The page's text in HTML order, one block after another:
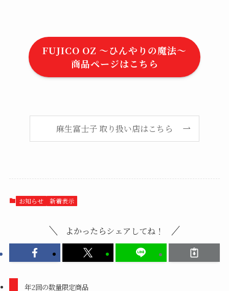
FUJICO OZ ～ひんやりの魔法～
商品ページはこちら
麻生富士子 取り扱い店はこちら
お知らせ 新着表示
よかったらシェアしてね！
年2回の数量限定商品